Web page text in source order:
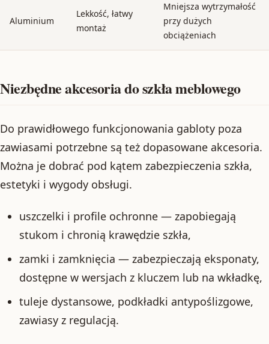
Aluminium
Lekkość, łatwy
montaż
Mniejsza wytrzymałość
przy dużych
obciążeniach
Niezbędne akcesoria do szkła meblowego
Do prawidłowego funkcjonowania gabloty poza
zawiasami potrzebne są też dopasowane akcesoria.
Można je dobrać pod kątem zabezpieczenia szkła,
estetyki i wygody obsługi.
uszczelki i profile ochronne — zapobiegają
stukom i chronią krawędzie szkła,
zamki i zamknięcia — zabezpieczają eksponaty,
dostępne w wersjach z kluczem lub na wkładkę,
tuleje dystansowe, podkładki antypoślizgowe,
zawiasy z regulacją.